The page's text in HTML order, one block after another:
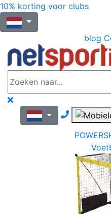
10% korting voor clubs
blog
Nous